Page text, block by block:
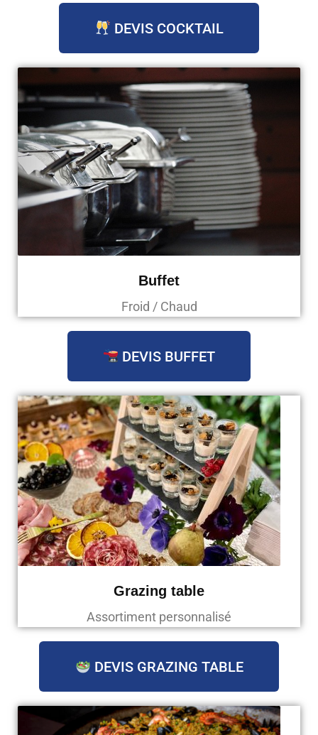
DEVIS COCKTAIL
Buffet
Froid / Chaud
DEVIS BUFFET
Grazing table
Assortiment personnalisé
DEVIS GRAZING TABLE